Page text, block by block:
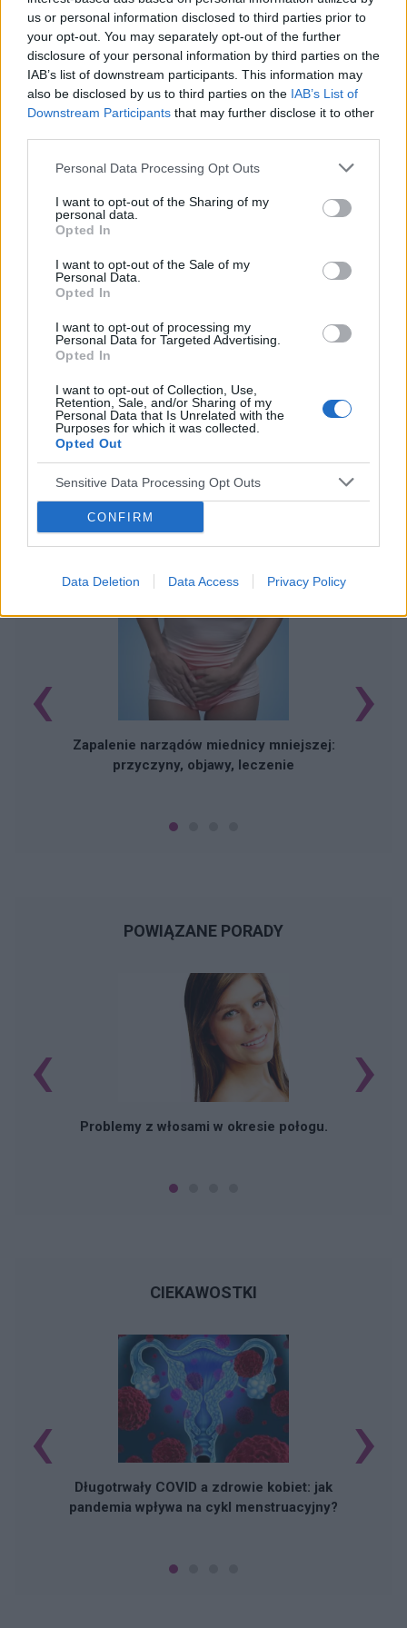
us or personal information disclosed to third parties prior to
your opt-out. You may separately opt-out of the further
disclosure of your personal information by third parties on the
IAB’s list of downstream participants. This information may
also be disclosed by us to third parties on the IAB’s List of
Downstream Participants that may further disclose it to other
Personal Data Processing Opt Outs
I want to opt-out of the Sharing of my
personal data.
Opted In
I want to opt-out of the Sale of my
Personal Data.
Opted In
I want to opt-out of processing my
Personal Data for Targeted Advertising.
Opted In
I want to opt-out of Collection, Use,
Retention, Sale, and/or Sharing of my
Personal Data that Is Unrelated with the
Purposes for which it was collected.
Opted Out
Sensitive Data Processing Opt Outs
CONFIRM
Data Deletion Data Access Privacy Policy
POWIĄZANE
Tematy tarczyca niedoczynność tarczycy
nadczynność tarczycy choroby tarczycy
badania hormonalne
POWIĄZANE ARTYKUŁY
Zapalenie narządów miednicy mniejszej:
przyczyny, objawy, leczenie
‹ ›
POWIĄZANE PORADY
Problemy z włosami w okresie połogu.
‹ ›
CIEKAWOSTKI
Długotrwały COVID a zdrowie kobiet: jak
pandemia wpływa na cykl menstruacyjny?
‹ ›